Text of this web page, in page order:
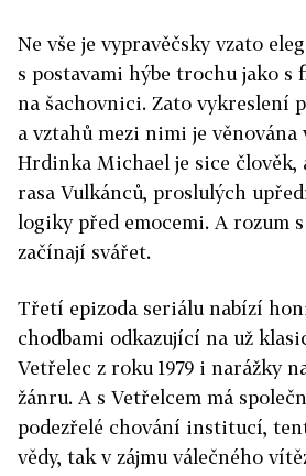
Ne vše je vypravěčsky vzato
s postavami hýbe trochu jako s
na šachovnici. Zato vykreslení
a vztahů mezi nimi je věnována
Hrdinka Michael je sice člověk,
rasa Vulkánců, proslulých
logiky před emocemi. A rozum
začínají svářet.
Třetí epizoda seriálu nabízí
chodbami odkazující na už
Vetřelec z roku 1979 i narážky
žánru. A s Vetřelcem má
podezřelé chování institucí,
vědy, tak v zájmu válečného